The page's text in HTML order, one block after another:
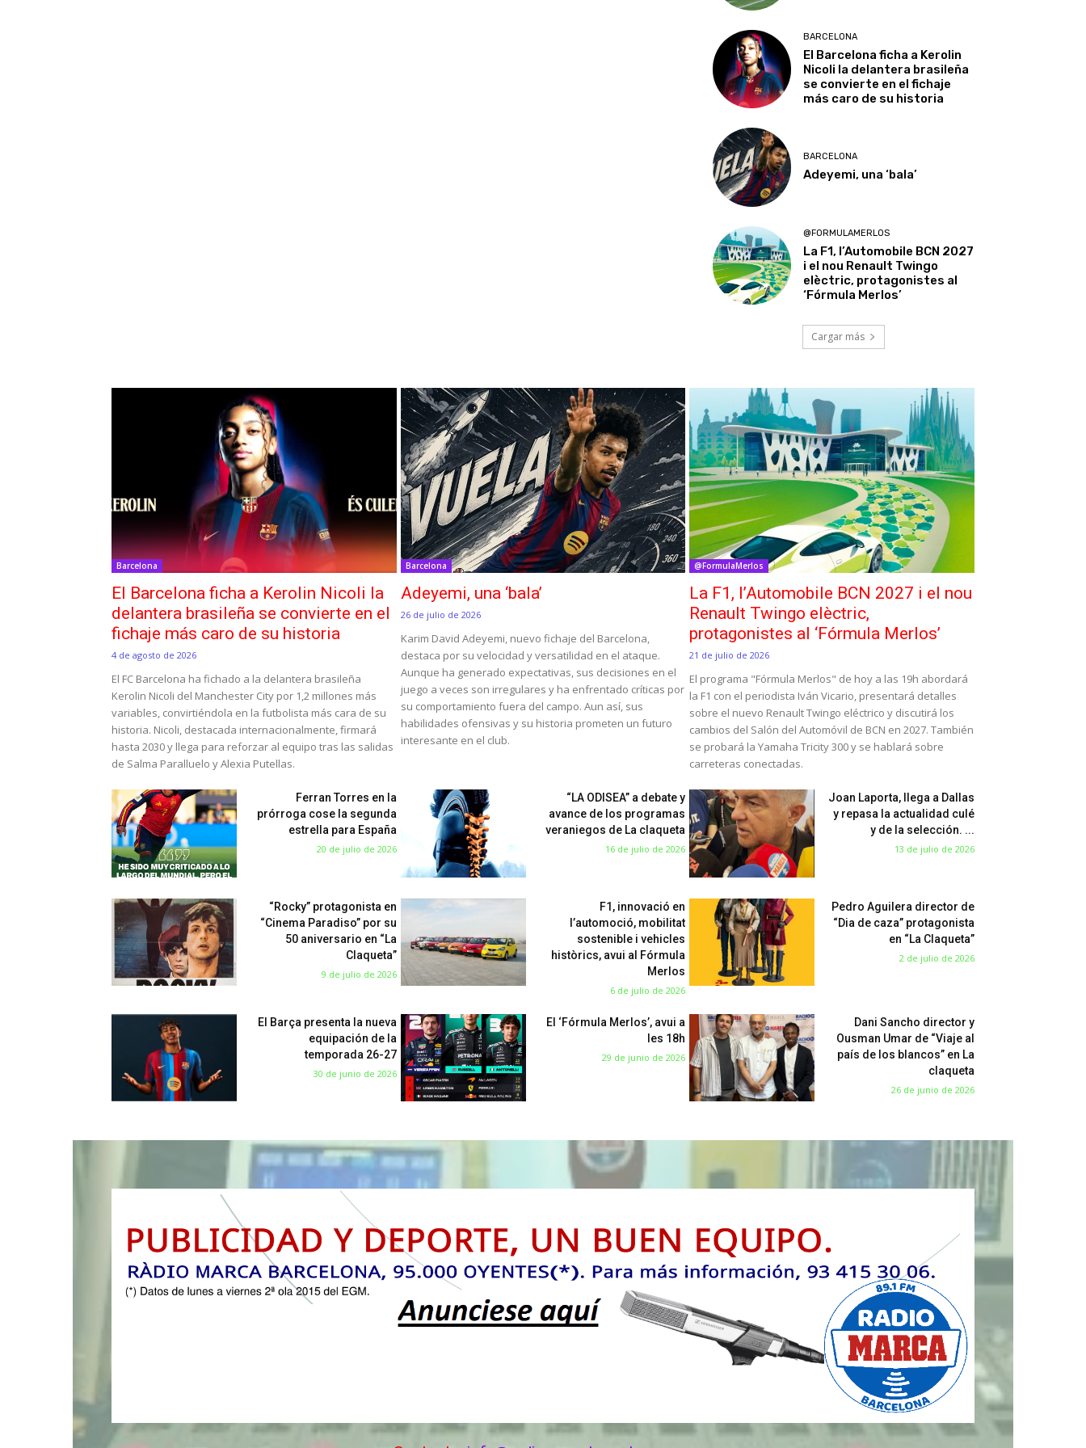
BARCELONA
El Barcelona ficha a Kerolin
Nicoli la delantera brasileña
se convierte en el fichaje
más caro de su historia
BARCELONA
Adeyemi, una ‘bala’
@FORMULAMERLOS
La F1, l’Automobile BCN 2027
i el nou Renault Twingo
elèctric, protagonistes al
‘Fórmula Merlos’
Cargar más
Barcelona
El Barcelona ficha a Kerolin Nicoli la
delantera brasileña se convierte en el
fichaje más caro de su historia
4 de agosto de 2026
El FC Barcelona ha fichado a la delantera brasileña
Kerolin Nicoli del Manchester City por 1,2 millones más
variables, convirtiéndola en la futbolista más cara de su
historia. Nicoli, destacada internacionalmente, firmará
hasta 2030 y llega para reforzar al equipo tras las salidas
de Salma Paralluelo y Alexia Putellas.
Barcelona
Adeyemi, una ‘bala’
26 de julio de 2026
Karim David Adeyemi, nuevo fichaje del Barcelona,
destaca por su velocidad y versatilidad en el ataque.
Aunque ha generado expectativas, sus decisiones en el
juego a veces son irregulares y ha enfrentado críticas por
su comportamiento fuera del campo. Aun así, sus
habilidades ofensivas y su historia prometen un futuro
interesante en el club.
@FormulaMerlos
La F1, l’Automobile BCN 2027 i el nou
Renault Twingo elèctric,
protagonistes al ‘Fórmula Merlos’
21 de julio de 2026
El programa "Fórmula Merlos" de hoy a las 19h abordará
la F1 con el periodista Iván Vicario, presentará detalles
sobre el nuevo Renault Twingo eléctrico y discutirá los
cambios del Salón del Automóvil de BCN en 2027. También
se probará la Yamaha Tricity 300 y se hablará sobre
carreteras conectadas.
Ferran Torres en la
prórroga cose la segunda
estrella para España
20 de julio de 2026
“LA ODISEA” a debate y
avance de los programas
veraniegos de La claqueta
16 de julio de 2026
Joan Laporta, llega a Dallas
y repasa la actualidad culé
y de la selección. ...
13 de julio de 2026
“Rocky” protagonista en
“Cinema Paradiso” por su
50 aniversario en “La
Claqueta”
9 de julio de 2026
F1, innovació en
l’automoció, mobilitat
sostenible i vehicles
històrics, avui al Fórmula
Merlos
6 de julio de 2026
Pedro Aguilera director de
“Dia de caza” protagonista
en “La Claqueta”
2 de julio de 2026
El Barça presenta la nueva
equipación de la
temporada 26-27
30 de junio de 2026
El ‘Fórmula Merlos’, avui a
les 18h
29 de junio de 2026
Dani Sancho director y
Ousman Umar de “Viaje al
país de los blancos” en La
claqueta
26 de junio de 2026